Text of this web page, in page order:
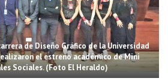
de Diseño Gráfico de la Universidad
el estreno académico de Mini
Sociales. (Foto El Heraldo)